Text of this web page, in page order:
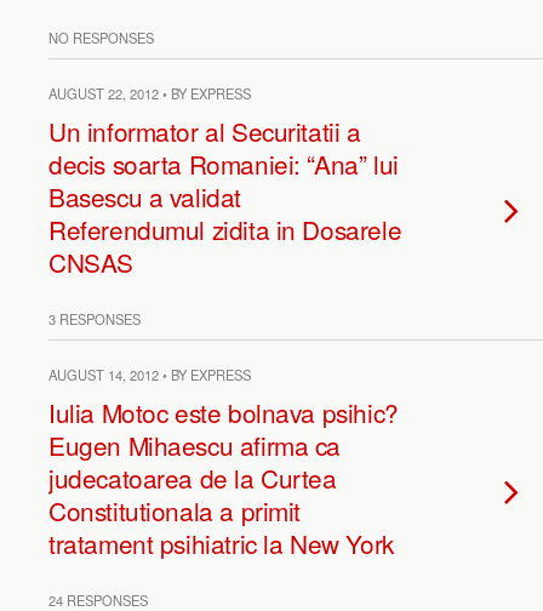
NO RESPONSES
AUGUST 22, 2012 • BY EXPRESS
Un informator al Securitatii a
decis soarta Romaniei: “Ana” lui
Basescu a validat
Referendumul zidita in Dosarele
CNSAS
3 RESPONSES
AUGUST 14, 2012 • BY EXPRESS
Iulia Motoc este bolnava psihic?
Eugen Mihaescu afirma ca
judecatoarea de la Curtea
Constitutionala a primit
tratament psihiatric la New York
24 RESPONSES